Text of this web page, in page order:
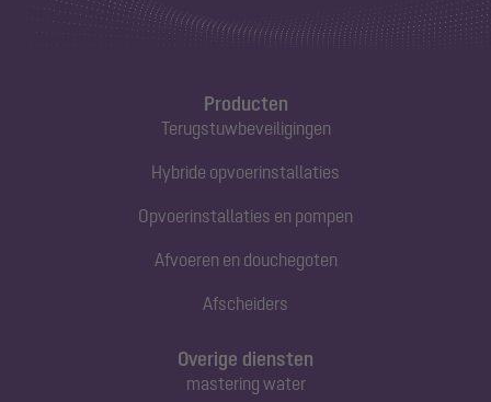
Producten
Terugstuwbeveiligingen
Hybride opvoerinstallaties
Opvoerinstallaties en pompen
Afvoeren en douchegoten
Afscheiders
Overige diensten
mastering water